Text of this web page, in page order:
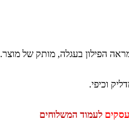
הפילון בעגלה, מותק של מוצר.
וכיפי.
לעמוד המשלוחים